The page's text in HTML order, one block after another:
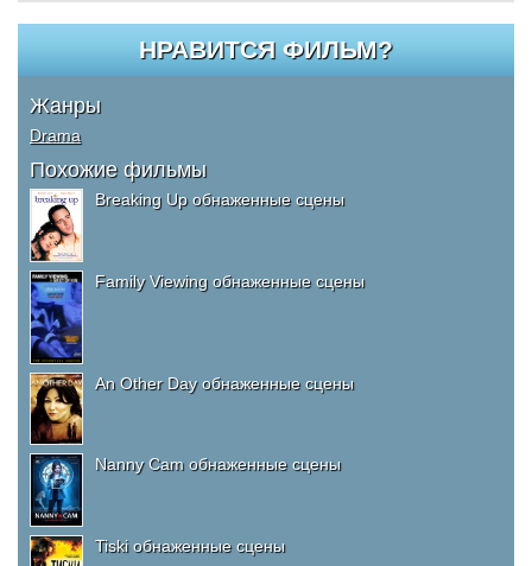
НРАВИТСЯ ФИЛЬМ?
Жанры
Drama
Похожие фильмы
Breaking Up обнаженные сцены
Family Viewing обнаженные сцены
An Other Day обнаженные сцены
Nanny Cam обнаженные сцены
Tiski обнаженные сцены